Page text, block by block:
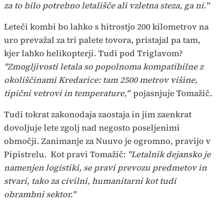
za to bilo potrebno letališče ali vzletna steza, ga ni."
Leteči kombi bo lahko s hitrostjo 200 kilometrov na
uro prevažal za tri palete tovora, pristajal pa tam,
kjer lahko helikopterji. Tudi pod Triglavom?
"Zmogljivosti letala so popolnoma kompatibilne z
okoliščinami Kredarice: tam 2500 metrov višine,
tipični vetrovi in temperature," pojasnjuje Tomažič.
Tudi tokrat zakonodaja zaostaja in jim zaenkrat
dovoljuje lete zgolj nad negosto poseljenimi
območji. Zanimanje za Nuuvo je ogromno, pravijo v
Pipistrelu. Kot pravi Tomažič: "Letalnik dejansko je
namenjen logistiki, se pravi prevozu predmetov in
stvari, tako za civilni, humanitarni kot tudi
obrambni sektor."